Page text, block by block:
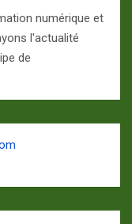
numérique et
l'actualité
de